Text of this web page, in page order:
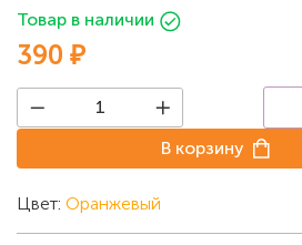
Товар в наличии
390 ₽
В корзину
Цвет: Оранжевый